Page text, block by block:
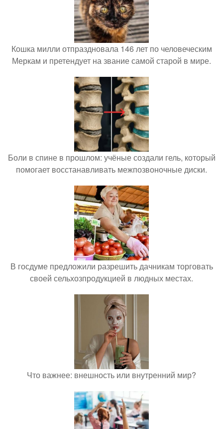
Кошка милли отпраздновала 146 лет по человеческим
Меркам и претендует на звание самой старой в мире.
Боли в спине в прошлом: учёные создали гель, который
помогает восстанавливать межпозвоночные диски.
В госдуме предложили разрешить дачникам торговать
своей сельхозпродукцией в людных местах.
Что важнее: внешность или внутренний мир?